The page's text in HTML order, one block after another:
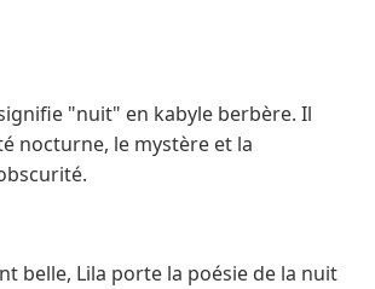
"nuit" en kabyle berbère. Il
nocturne, le mystère et la
belle, Lila porte la poésie de la nuit